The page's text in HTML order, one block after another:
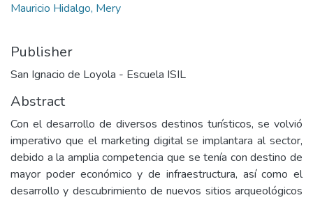
Mauricio Hidalgo, Mery
Publisher
San Ignacio de Loyola - Escuela ISIL
Abstract
Con el desarrollo de diversos destinos turísticos, se volvió
imperativo que el marketing digital se implantara al sector,
debido a la amplia competencia que se tenía con destino de
mayor poder económico y de infraestructura, así como el
desarrollo y descubrimiento de nuevos sitios arqueológicos